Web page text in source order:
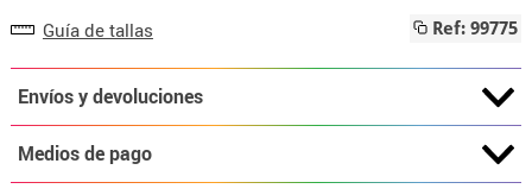
Guía de tallas Ref: 99775
Envíos y devoluciones
Medios de pago